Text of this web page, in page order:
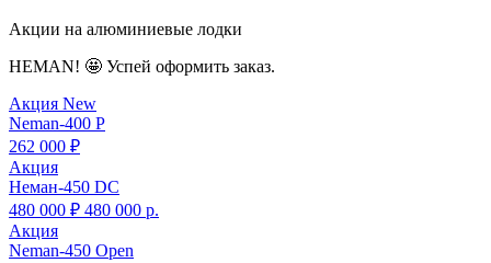
Акции на алюминиевые лодки
HEMAN! 🤩 Успей оформить заказ.
Акция New
Neman-400 Р
262 000 ₽
Акция
Неман-450 DC
480 000 ₽ 480 000 р.
Акция
Neman-450 Open